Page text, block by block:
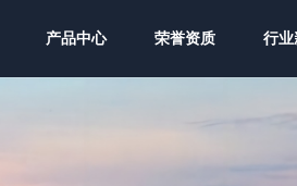
产品中心 荣誉资质 行业